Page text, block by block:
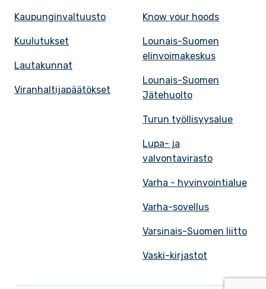
Kaupunginvaltuusto
Kuulutukset
Lautakunnat
Viranhaltijapäätökset
Know your hoods
Lounais-Suomen
elinvoimakeskus
Lounais-Suomen
Jätehuolto
Turun työllisyysalue
Lupa- ja
valvontavirasto
Varha - hyvinvointialue
Varha-sovellus
Varsinais-Suomen liitto
Vaski-kirjastot